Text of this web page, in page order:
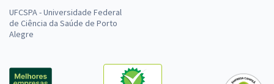
UFCSPA - Universidade Federal
de Ciência da Saúde de Porto
Alegre